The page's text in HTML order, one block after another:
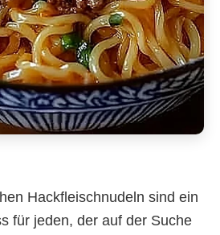
Hackfleischnudeln sind ein
für jeden, der auf der Suche